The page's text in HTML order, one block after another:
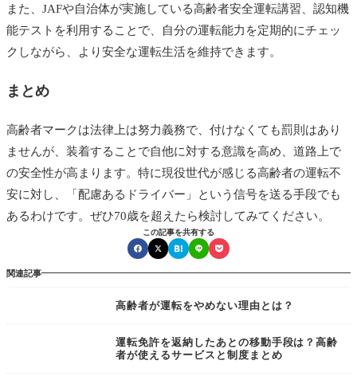
また、JAFや自治体が実施している高齢者安全運転講習、認知機
能テストを利用することで、自分の運転能力を定期的にチェッ
クしながら、より安全な運転生活を維持できます。
まとめ
高齢者マークは法律上は努力義務で、付けなくても罰則はあり
ませんが、装着することで自他に対する意識を高め、道路上で
の安全性が高まります。特に現役世代が感じる高齢者の運転不
安に対し、「配慮あるドライバー」という信号を送る手段でも
あるわけです。ぜひ70歳を超えたら検討してみてください。
この記事を共有する
関連記事
高齢者が運転をやめない理由とは？
運転免許を返納したあとの移動手段は？高齢
者が使えるサービスと制度まとめ